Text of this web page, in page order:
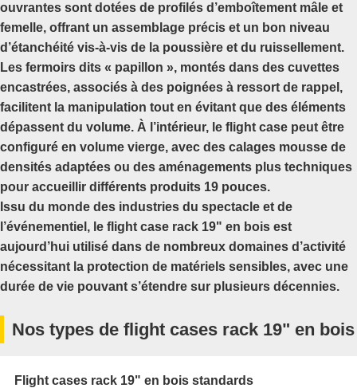
ouvrantes sont dotées de profilés d’emboîtement mâle et
femelle, offrant un assemblage précis et un bon niveau
d’étanchéité vis-à-vis de la poussière et du ruissellement.
Les fermoirs dits « papillon », montés dans des cuvettes
encastrées, associés à des poignées à ressort de rappel,
facilitent la manipulation tout en évitant que des éléments
dépassent du volume. À l’intérieur, le flight case peut être
configuré en volume vierge, avec des calages mousse de
densités adaptées ou des aménagements plus techniques
pour accueillir différents produits 19 pouces.
Issu du monde des industries du spectacle et de
l’événementiel, le flight case rack 19" en bois est
aujourd’hui utilisé dans de nombreux domaines d’activité
nécessitant la protection de matériels sensibles, avec une
durée de vie pouvant s’étendre sur plusieurs décennies.
Nos types de flight cases rack 19" en bois
Flight cases rack 19" en bois standards